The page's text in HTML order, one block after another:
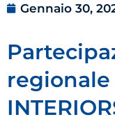
Gennaio 30,
regionale